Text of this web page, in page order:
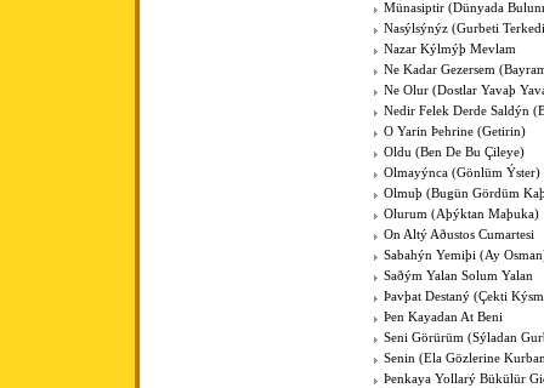
Münasiptir (Dünyada
Nasýlsýnýz (Gurbeti
Nazar Kýlmýþ Mevlam
Ne Kadar Gezersem
Ne Olur (Dostlar Yavaþ
Nedir Felek Derde Saldýn
O Yarin Þehrine (Getirin)
Oldu (Ben De Bu Çileye)
Olmayýnca (Gönlüm Ýster)
Olmuþ (Bugün Gördüm
Olurum (Aþýktan Maþuka)
On Altý Aðustos Cumartesi
Sabahýn Yemiþi (Ay
Saðým Yalan Solum Yalan
Þavþat Destaný (Çekti
Þen Kayadan At Beni
Seni Görürüm (Sýladan
Senin (Ela Gözlerine
Þenkaya Yollarý Bükülür